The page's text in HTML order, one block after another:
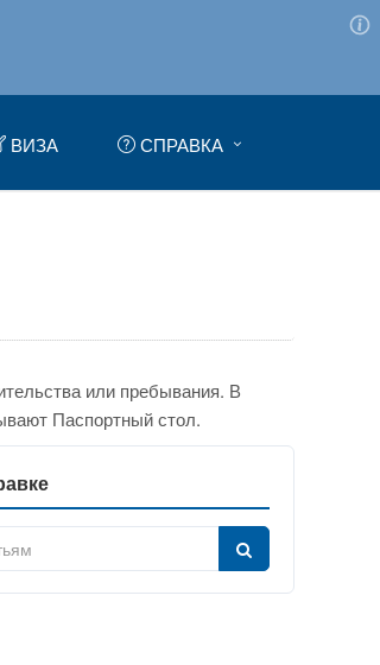
ВИЗА СПРАВКА
или пребывания. В
Паспортный стол.